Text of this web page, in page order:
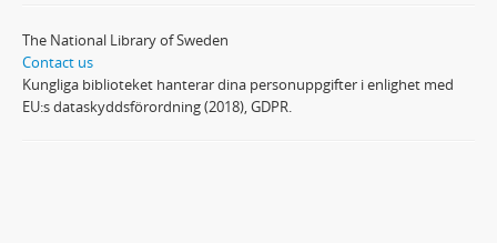
The National Library of Sweden
Contact us
Kungliga biblioteket hanterar dina personuppgifter i enlighet med
EU:s dataskyddsförordning (2018), GDPR.